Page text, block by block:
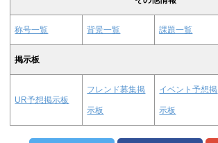
称号一覧 背景一覧 課題一覧
掲示板
UR予想掲示板
フレンド募集掲
示板
イベント予想掲
示板